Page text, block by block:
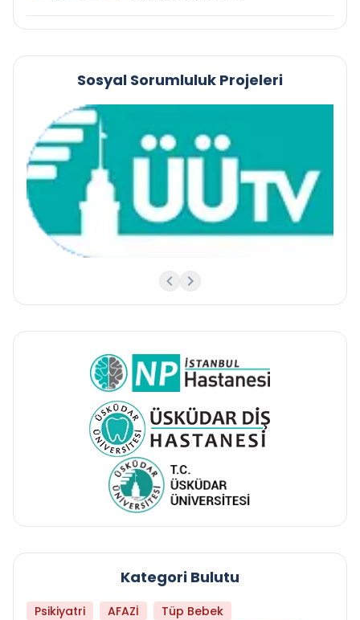
Sosyal Sorumluluk Projeleri
Kategori Bulutu
Psikiyatri AFAZİ
Tüp Bebek